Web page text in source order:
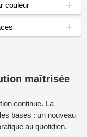
couleur
maîtrisée
continue. La
bases : un nouveau
au quotidien,